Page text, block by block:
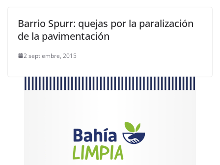
Barrio Spurr: quejas por la paralización
de la pavimentación
2 septiembre, 2015